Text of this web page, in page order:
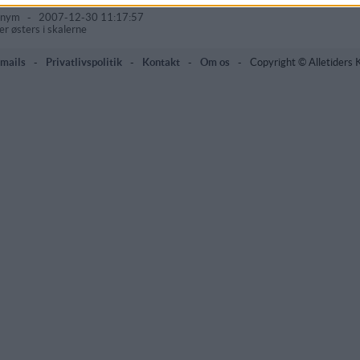
- 2007-12-30 11:17:57
østers i skalerne
- Privatlivspolitik - Kontakt - Om os - Copyright © Alletiders